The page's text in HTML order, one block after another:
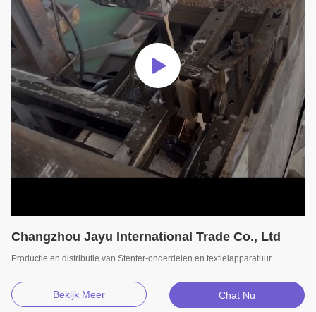
Changzhou Jayu International Trade Co., Ltd
Productie en distributie van Stenter-onderdelen en textielapparatuur
Bekijk Meer Chat Nu